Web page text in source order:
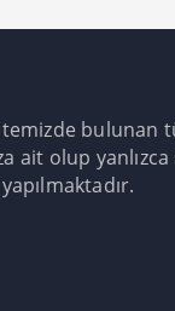
bulunan
ait olup